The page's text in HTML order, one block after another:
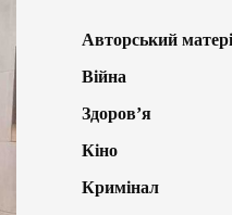
Авторський
Війна
Здоров’я
Кіно
Кримінал